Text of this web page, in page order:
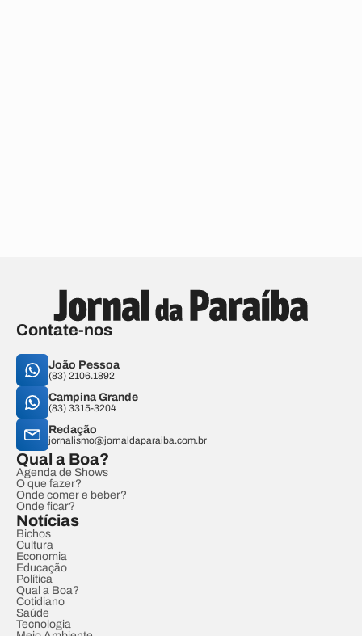
Contate-nos
João Pessoa
(83) 2106.1892
Campina Grande
(83) 3315-3204
Redação
jornalismo@jornaldaparaiba.com.br
Qual a Boa?
Agenda de Shows
O que fazer?
Onde comer e beber?
Onde ficar?
Notícias
Bichos
Cultura
Economia
Educação
Política
Qual a Boa?
Cotidiano
Saúde
Tecnologia